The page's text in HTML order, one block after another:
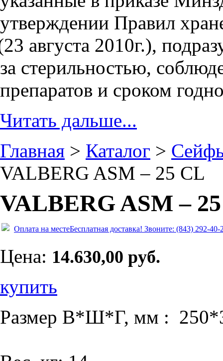
утверждении Правил
августа 2010г.),
за стерильностью,
препаратов и сроком
Читать дальше...
Главная > Каталог >
VALBERG ASM – 25 CL
VALBERG ASM –
Оплата на местеБесплатная доставка! Звоните: (843) 292-40-
Цена: 14.630,00 руб.
купить
Размер В*Ш*Г, мм :